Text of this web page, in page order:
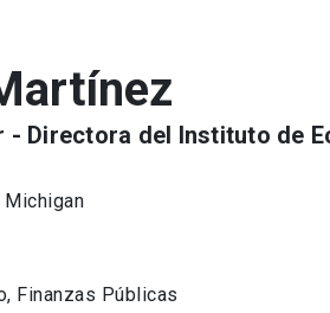
Directora del Instituto de
Michigan
Finanzas Públicas